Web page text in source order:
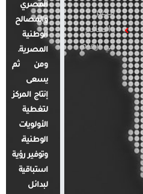
مصر
والعالم
في أرقام
المصري
والمصالح
الوطنية
المصرية.
ومن ثم
يسعى
إنتاج المركز
لتغطية
الأولويات
الوطنية،
وتوفير رؤية
استباقية
لبدائل